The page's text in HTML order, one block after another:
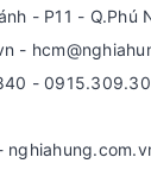
- P11 - Q.Phú
-
-